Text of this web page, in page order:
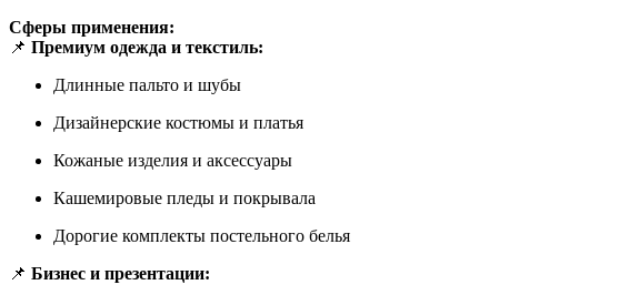
Сферы применения:
📌 Премиум одежда и текстиль:
Длинные пальто и шубы
Дизайнерские костюмы и платья
Кожаные изделия и аксессуары
Кашемировые пледы и покрывала
Дорогие комплекты постельного белья
📌 Бизнес и презентации: